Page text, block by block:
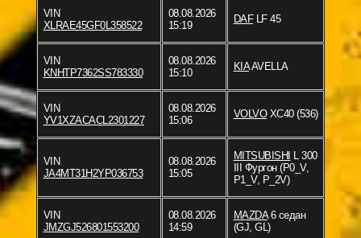
VIN
XLRAE45GF0L358522
08.08.2026
15:19
DAFLF 45
VIN
KNHTP7362SS783330
08.08.2026
15:10
KIAAVELLA
VIN
YV1XZACACL2301227
08.08.2026
15:06
VOLVOXC40 (536)
VIN
JA4MT31H2YP036753
08.08.2026
15:05
MITSUBISHI L 300
III Фургон (P0_V,
P1_V, P_2V)
VIN
JMZGJ526801553200
08.08.2026
14:59
MAZDA6 седан
(GJ, GL)